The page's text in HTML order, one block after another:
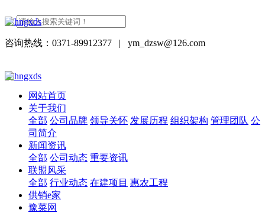
咨询热线：0371-89912377 | ym_dzsw@126.com
网站首页
关于我们
全部 公司品牌 领导关怀 发展历程 组织架构 管理团队 公
司简介
新闻资讯
全部 公司动态 重要资讯
联盟风采
全部 行业动态 在建项目 惠农工程
供销e家
豫菜网